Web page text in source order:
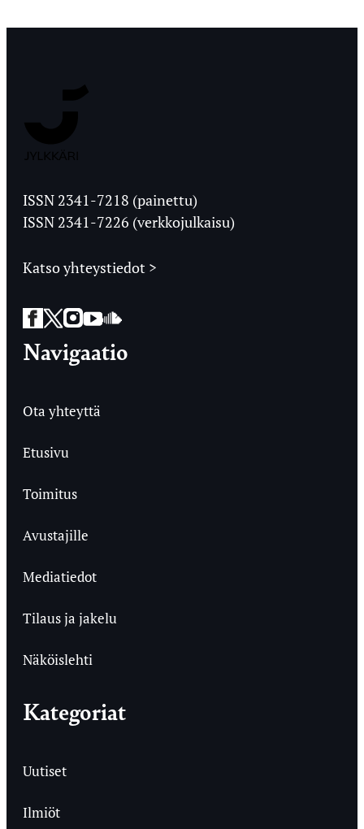
Ylioppilaslehti
ISSN 2341-7218 (painettu)
ISSN 2341-7226 (verkkojulkaisu)
Katso yhteystiedot >
Facebook
Twitter
Instagram
YouTube
SoundCloud
Navigaatio
Ota yhteyttä
Etusivu
Toimitus
Avustajille
Mediatiedot
Tilaus ja jakelu
Näköislehti
Kategoriat
Uutiset
Ilmiöt